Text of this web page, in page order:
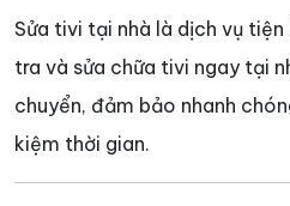
Sửa tivi tại nhà là dịch vụ
tra và sửa chữa tivi ngay tại
chuyển, đảm bảo nhanh
kiệm thời gian.